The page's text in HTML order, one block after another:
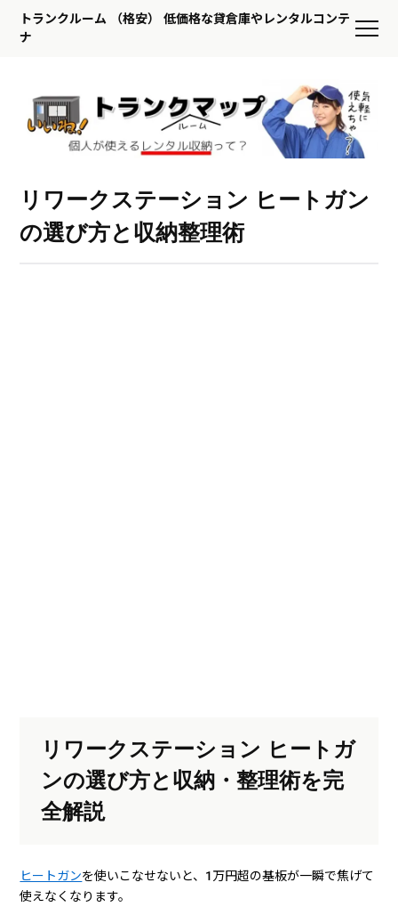
トランクルーム （格安） 低価格な貸倉庫やレンタルコンテ
ナ
リワークステーション ヒートガン
の選び方と収納整理術
リワークステーション ヒートガ
ンの選び方と収納・整理術を完
全解説
ヒートガンを使いこなせないと、1万円超の基板が一瞬で焦げて
使えなくなります。